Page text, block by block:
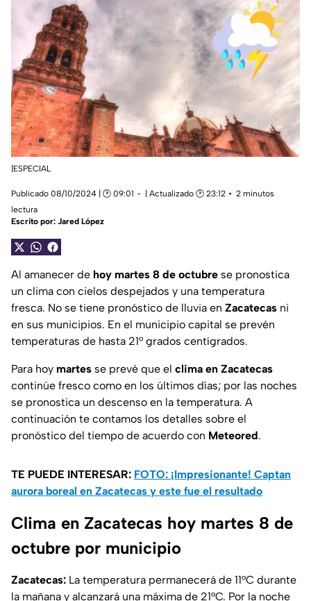
|ESPECIAL
Publicado 08/10/2024 | 🕑 09:01 | Actualizado 🕑 23:12
2 minutos
lectura
Escrito por: Jared López
Al amanecer de hoy martes 8 de octubre se pronostica
un clima con cielos despejados y una temperatura
fresca. No se tiene pronóstico de lluvia en Zacatecas ni
en sus municipios. En el municipio capital se prevén
temperaturas de hasta 21° grados centígrados.
Para hoy martes se prevé que el clima en Zacatecas
continúe fresco como en los últimos días; por las noches
se pronostica un descenso en la temperatura. A
continuación te contamos los detalles sobre el
pronóstico del tiempo de acuerdo con Meteored.
TE PUEDE INTERESAR: FOTO: ¡Impresionante! Captan
aurora boreal en Zacatecas y este fue el resultado
Clima en Zacatecas hoy martes 8 de
octubre por municipio
Zacatecas: La temperatura permanecerá de 11°C durante
la mañana y alcanzará una máxima de 21°C. Por la noche